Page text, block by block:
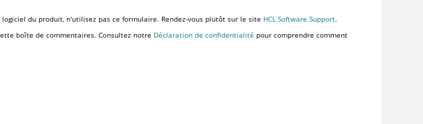
du produit, n'utilisez pas ce formulaire. Rendez-vous plutôt sur le site HCL Software Support.
boîte de commentaires. Consultez notre Déclaration de confidentialité pour comprendre comment